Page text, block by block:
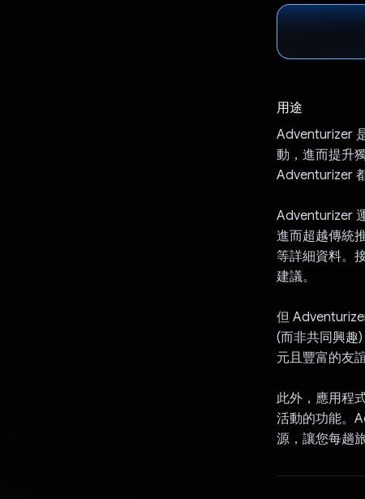
用途
Adventurizer
動，進而提升
Adventurizer
Adventurizer
進而超越傳統
等詳細資料。
建議。
但
(而非共同興趣
元且豐富的友誼
此外，應用程
活動的功能。
源，讓您每趟